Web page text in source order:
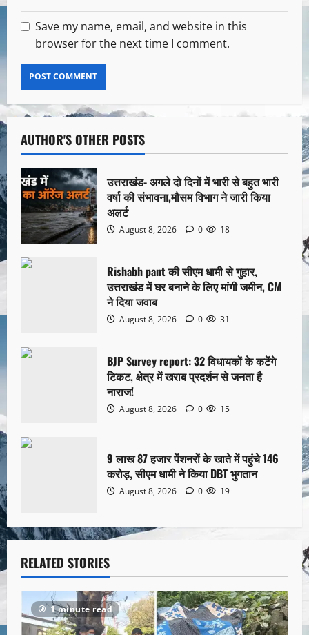
Save my name, email, and website in this
browser for the next time I comment.
AUTHOR'S OTHER POSTS
उत्तराखंड- अगले दो दिनों में भारी से बहुत भारी
वर्षा की संभावना,मौसम विभाग ने जारी किया
अलर्ट
August 8, 2026 0 18
Rishabh pant की सीएम धामी से गुहार,
उत्तराखंड में घर बनाने के लिए मांगी जमीन, CM
ने दिया जवाब
August 8, 2026 0 31
BJP Survey report: 32 विधायकों के कटेंगे
टिकट, क्षेत्र में खराब प्रदर्शन से जनता है
नाराज!
August 8, 2026 0 15
9 लाख 87 हजार पेंशनरों के खाते में पहुंचे 146
करोड़, सीएम धामी ने किया DBT भुगतान
August 8, 2026 0 19
RELATED STORIES
1 minute read